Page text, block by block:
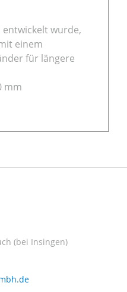
wurde,
einem
für längere
mm
(bei Insingen)